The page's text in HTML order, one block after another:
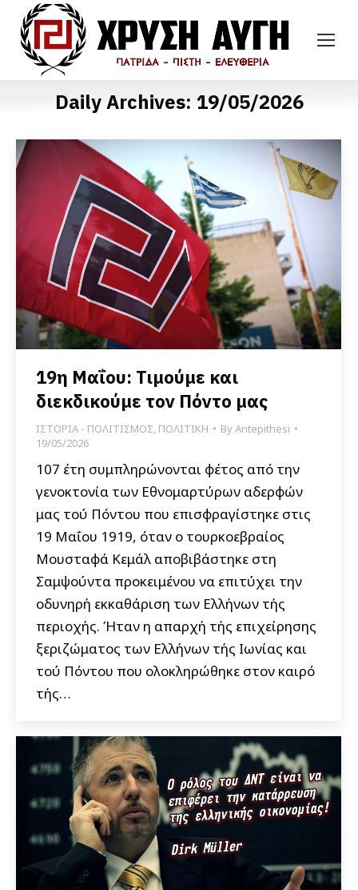
Daily Archives: 19/05/2026
19η Μαΐου: Τιμούμε και
διεκδικούμε τον Πόντο μας
ΙΣΤΟΡΙΑ - ΠΟΛΙΤΙΣΜΟΣ ΠΟΛΙΤΙΚΗ ByAntepithesi
19/05/2026
107 έτη συμπληρώνονται φέτος από την
γενοκτονία των Εθνομαρτύρων αδερφών
μας τού Πόντου που επισφραγίστηκε στις
19 Μαΐου 1919, όταν ο τουρκοεβραίος
Μουσταφά Κεμάλ αποβιβάστηκε στη
Σαμψούντα προκειμένου να επιτύχει την
οδυνηρή εκκαθάριση των Ελλήνων τής
περιοχής. Ήταν η απαρχή τής επιχείρησης
ξεριζώματος των Ελλήνων τής Ιωνίας και
τού Πόντου που ολοκληρώθηκε στον καιρό
τής…